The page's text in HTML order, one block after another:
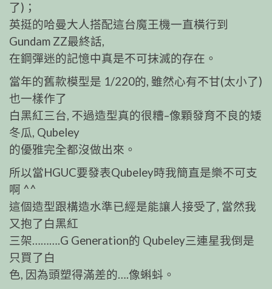
了)；
英挺的哈曼大人搭配這台魔王機一直橫行到
Gundam ZZ最終話,
在鋼彈迷的記憶中真是不可抹滅的存在。
當年的舊款模型是 1/220的, 雖然心有不甘(太小了)
也一樣作了
白黑紅三台, 不過造型真的很糟–像顆發育不良的矮
冬瓜, Qubeley
的優雅完全都沒做出來。
所以當HGUC要發表Qubeley時我簡直是樂不可支
啊 ^^
這個造型跟構造水準已經是能讓人接受了, 當然我
又抱了白黑紅
三架……….G Generation的 Qubeley三連星我倒是
只買了白
色, 因為頭塑得滿差的….像蝌蚪。